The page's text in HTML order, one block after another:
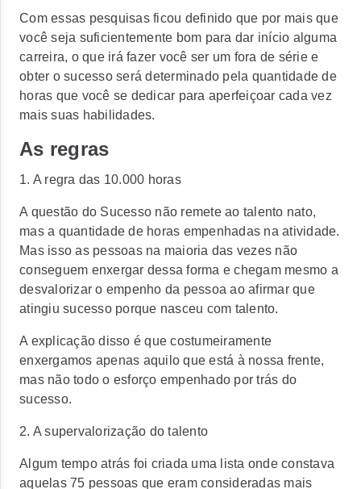
Com essas pesquisas ficou definido que por mais que
você seja suficientemente bom para dar início alguma
carreira, o que irá fazer você ser um fora de série e
obter o sucesso será determinado pela quantidade de
horas que você se dedicar para aperfeiçoar cada vez
mais suas habilidades.
As regras
1. A regra das 10.000 horas
A questão do Sucesso não remete ao talento nato,
mas a quantidade de horas empenhadas na atividade.
Mas isso as pessoas na maioria das vezes não
conseguem enxergar dessa forma e chegam mesmo a
desvalorizar o empenho da pessoa ao afirmar que
atingiu sucesso porque nasceu com talento.
A explicação disso é que costumeiramente
enxergamos apenas aquilo que está à nossa frente,
mas não todo o esforço empenhado por trás do
sucesso.
2. A supervalorização do talento
Algum tempo atrás foi criada uma lista onde constava
aquelas 75 pessoas que eram consideradas mais